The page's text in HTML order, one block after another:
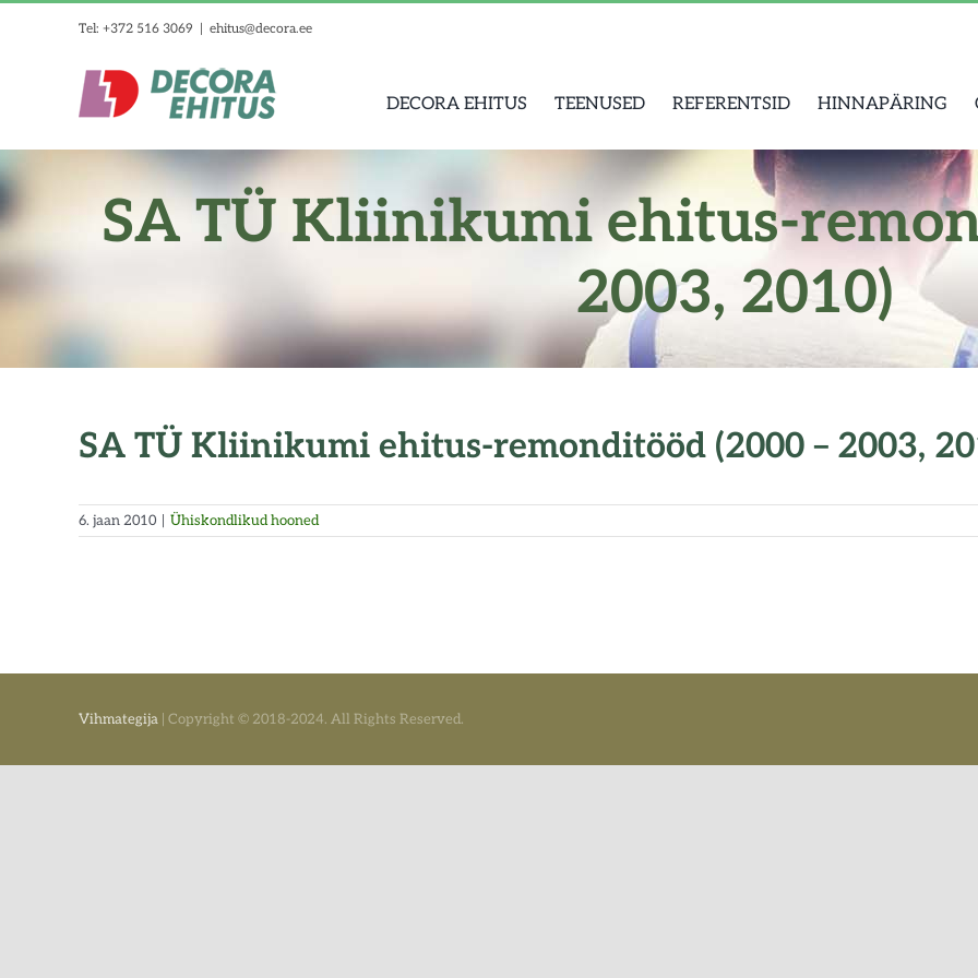
Tel: +372 516 3069 ehitus@decora.ee
DECORA EHITUS TEENUSED REFERENTSID HINNAPÄRING
SA TÜ Kliinikumi ehitus-
2003, 2010)
SA TÜ Kliinikumi ehitus-remonditööd (2000 – 2003,
6. jaan 2010 Ühiskondlikud hooned
Vihmategija | Copyright © 2018-2024. All Rights Reserved.